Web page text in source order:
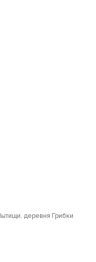
деревня Грибки